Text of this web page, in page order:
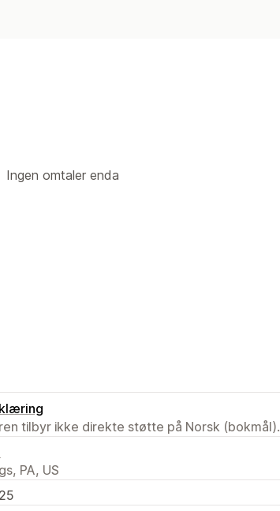
Ingen omtaler enda
tilbyr ikke direkte støtte på Norsk (bokmål).
PA, US